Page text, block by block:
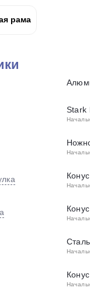
рама
Stark
Сталь